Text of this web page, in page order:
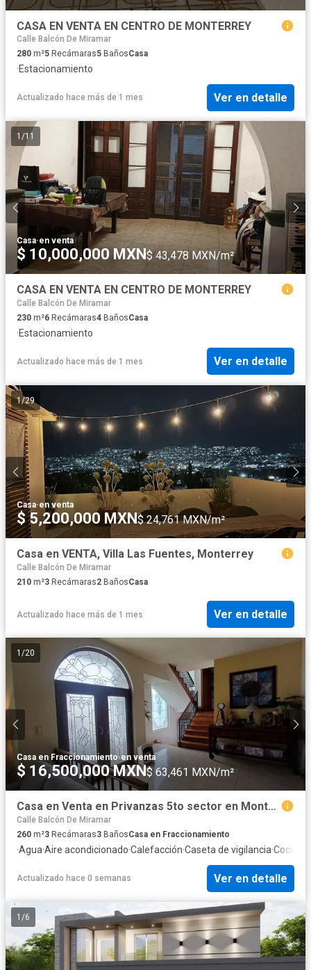
CASA EN VENTA EN CENTRO DE MONTERREY
Calle Balcón De Miramar
280 m²5 Recámaras5 BañosCasa
·Estacionamiento
Actualizado hace más de 1 mes Ver en detalle
1 /11
Casa·en venta
$ 10,000,000 MXN$ 43,478 MXN/m²
CASA EN VENTA EN CENTRO DE MONTERREY
Calle Balcón De Miramar
230 m²6 Recámaras4 BañosCasa
·Estacionamiento
Actualizado hace más de 1 mes Ver en detalle
1/29
Casa·en venta
$ 5,200,000 MXN$ 24,761 MXN/m²
Casa en VENTA, Villa Las Fuentes, Monterrey
Calle Balcón De Miramar
210 m²3 Recámaras2 BañosCasa
Actualizado hace más de 1 mes Ver en detalle
1 /20
Casa en Fraccionamiento·en venta
$ 16,500,000 MXN$ 63,461 MXN/m²
Casa en Venta en Privanzas 5to sector en Monterrey N.L.
Calle Balcón De Miramar
260 m²3 Recámaras3 BañosCasa en Fraccionamiento
·Agua·Aire acondicionado·Calefacción·Caseta de vigilancia·Cocina
Actualizado hace 0 semanas Ver en detalle
1 /6